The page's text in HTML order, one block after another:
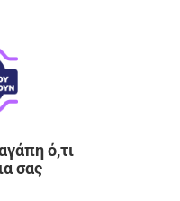
ό,τι
σας